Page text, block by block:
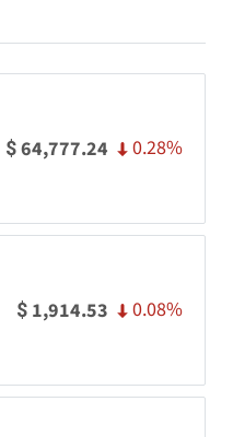
$64,777.24 0.28%
$ 1,914.53 0.08%